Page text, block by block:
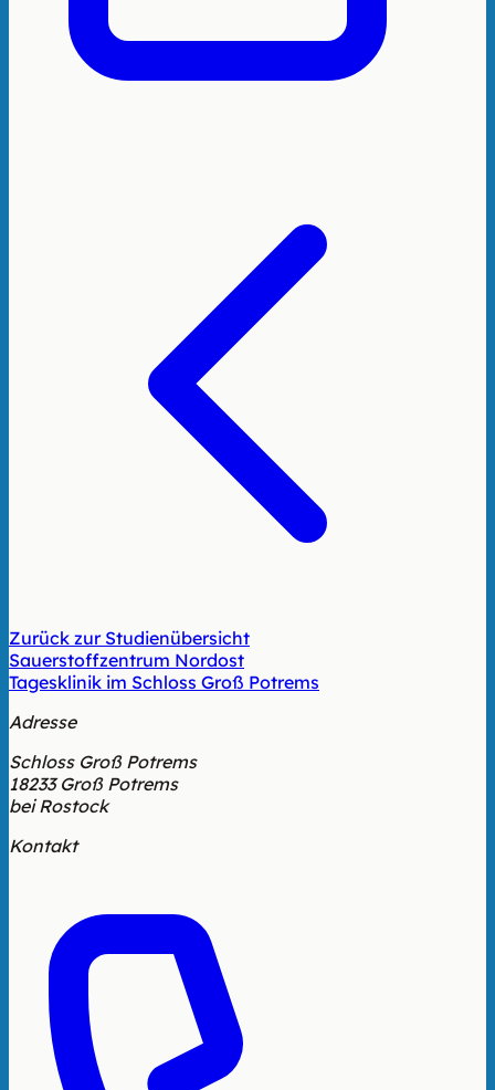
Zurück zur Studienübersicht
Sauerstoffzentrum Nordost
Tagesklinik im Schloss Groß Potrems
Adresse
Schloss Groß Potrems
18233 Groß Potrems
bei Rostock
Kontakt